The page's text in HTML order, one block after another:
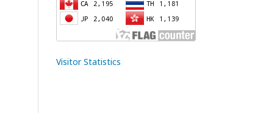
Visitor Statistics